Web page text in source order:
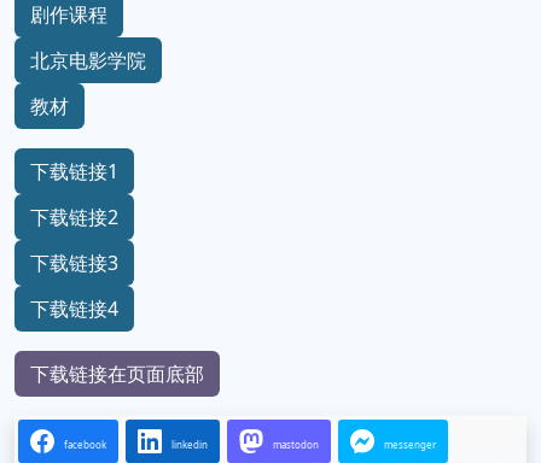
剧作课程
北京电影学院
教材
下载链接1
下载链接2
下载链接3
下载链接4
下载链接在页面底部
facebook linkedin mastodon messenger